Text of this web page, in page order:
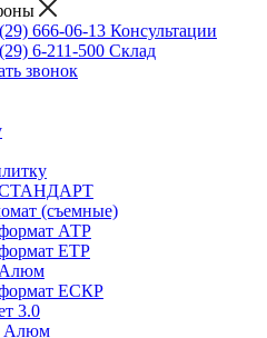
666-06-13 Консультации
6-211-500 Склад
звонок
(съемные)
АТР
ЕТР
ЕСКР
3.0
Алюм